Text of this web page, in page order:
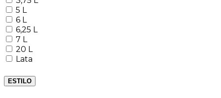
5 L
6 L
6,25 L
7 L
20 L
Lata
ESTILO